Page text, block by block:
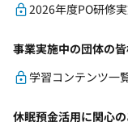
2026年度PO研修
事業実施中の団体の
学習コンテンツ一
休眠預金活用に関心